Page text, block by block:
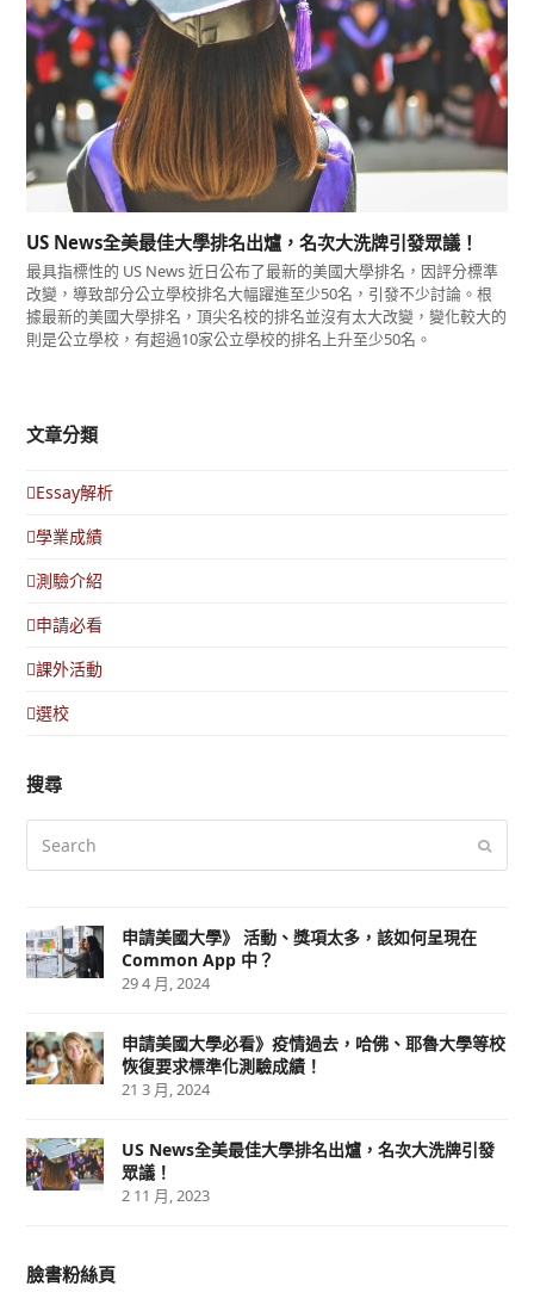
US News全美最佳大學排名出爐，名次大洗牌引發眾議！
最具指標性的 US News 近日公布了最新的美國大學排名，因評分標準
改變，導致部分公立學校排名大幅躍進至少50名，引發不少討論。根
據最新的美國大學排名，頂尖名校的排名並沒有太大改變，變化較大的
則是公立學校，有超過10家公立學校的排名上升至少50名。
文章分類
Essay解析
學業成績
測驗介紹
申請必看
課外活動
選校
搜尋
Submit
申請美國大學》 活動、獎項太多，該如何呈現在
Common App 中？
29 4 月, 2024
申請美國大學必看》疫情過去，哈佛、耶魯大學等校
恢復要求標準化測驗成績！
21 3 月, 2024
US News全美最佳大學排名出爐，名次大洗牌引發
眾議！
2 11 月, 2023
臉書粉絲頁